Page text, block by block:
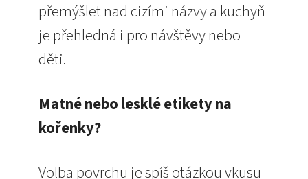
přemýšlet nad cizími názvy a kuchyň
je přehledná i pro návštěvy nebo
děti.
Matné nebo lesklé etikety na
kořenky?
Volba povrchu je spíš otázkou vkusu